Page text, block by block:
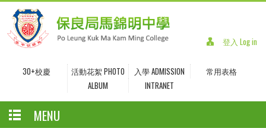
登入 Log in
30+校慶
活動花絮 PHOTO
ALBUM
入學 ADMISSION
常用表格
INTRANET
MENU